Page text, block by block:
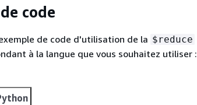
code
de code d'utilisation de la $reduce
à la langue que vous souhaitez utiliser :